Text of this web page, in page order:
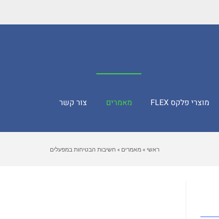
מוצרי פלקס FLEX מאמרים צור קשר
ראשי »מאמרים » חשיבות הבטיחות במפעלים